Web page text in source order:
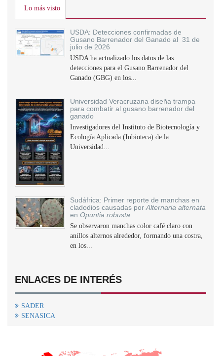
Lo más visto
USDA: Detecciones confirmadas de
Gusano Barrenador del Ganado al 31 de
julio de 2026
USDA ha actualizado los datos de las
detecciones para el Gusano Barrenador del
Ganado (GBG) en los...
Universidad Veracruzana diseña trampa
para combatir al gusano barrenador del
ganado
Investigadores del Instituto de Biotecnología y
Ecología Aplicada (Inbioteca) de la
Universidad...
Sudáfrica: Primer reporte de manchas en
cladodios causadas por Alternaria alternata
en Opuntia robusta
Se observaron manchas color café claro con
anillos alternos alrededor, formando una costra,
en los...
ENLACES DE INTERÉS
SADER
SENASICA